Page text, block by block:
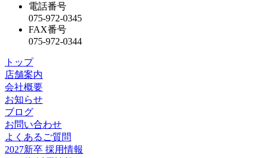
電話番号
075-972-0345
FAX番号
075-972-0344
トップ
店舗案内
会社概要
お知らせ
ブログ
お問い合わせ
よくあるご質問
2027新卒 採用情報